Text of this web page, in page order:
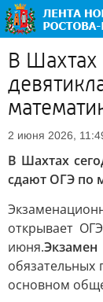
В Шахтах
2 июня 2026,
В Шахтах
сдают ОГЭ по
открывает
июня.
обязательных
основном